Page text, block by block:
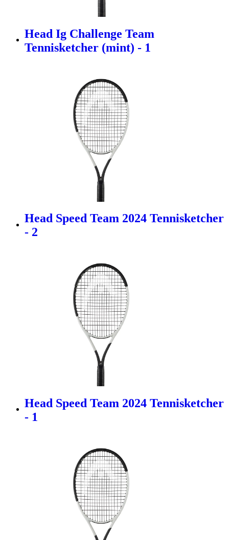
Head Ig Challenge Team
Tennisketcher (mint) - 1
Head Speed Team 2024 Tennisketcher
- 2
Head Speed Team 2024 Tennisketcher
- 1